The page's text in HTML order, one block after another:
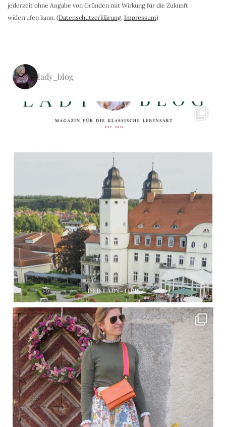
jederzeit ohne Angabe von Gründen mit Wirkung für die Zukunft
widerrufen kann. (Datenschutzerklärung, Impressum)
lady_blog